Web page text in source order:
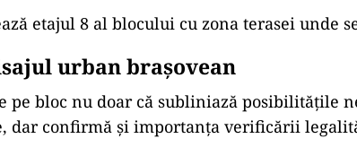
etajul 8 al blocului cu zona terasei unde
urban brașovean
pe bloc nu doar că subliniază posibilitățile
dar confirmă și importanța verificării